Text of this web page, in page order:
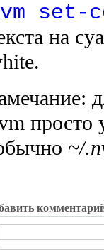
set-
на
просто
~/